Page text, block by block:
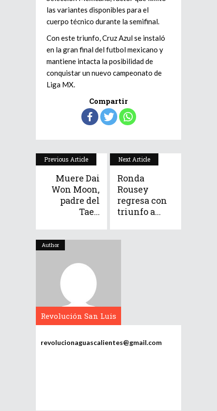
las variantes disponibles para el
cuerpo técnico durante la semifinal.
Con este triunfo, Cruz Azul se instaló
en la gran final del futbol mexicano y
mantiene intacta la posibilidad de
conquistar un nuevo campeonato de
Liga MX.
Compartir
Previous Article
Muere Dai
Won Moon,
padre del
Tae...
Next Article
Ronda
Rousey
regresa con
triunfo a...
Author
Revolución San Luis
revolucionaguascalientes@gmail.com